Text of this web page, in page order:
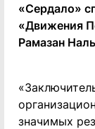
«Сердало»
«Движения
Рамазан
значимых